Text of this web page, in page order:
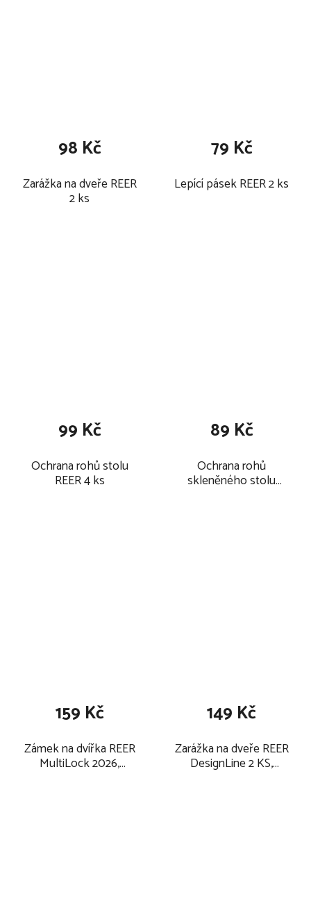
Zarážka na dveře REER
2 ks
98 Kč
Lepící pásek REER 2 ks
79 Kč
Ochrana rohů stolu
REER 4 ks
99 Kč
Ochrana rohů
skleněného stolu
89 Kč
Zámek na dvířka REER
MultiLock 2026,
159 Kč
Zarážka na dveře REER
DesignLine 2 KS,
149 Kč